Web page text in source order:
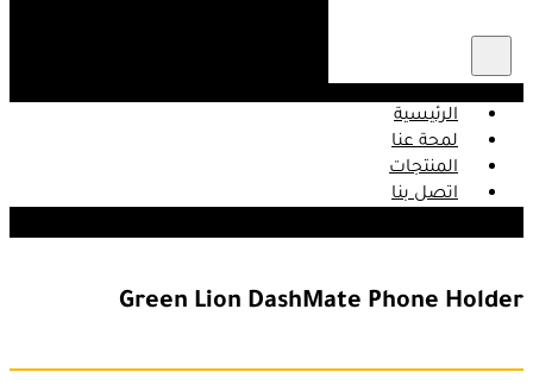
الرئيسية
لمحة عنا
المنتجات
اتصل بنا
Green Lion DashMate Phone Holder